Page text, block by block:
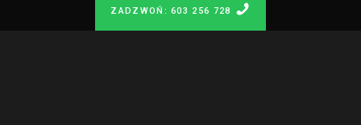
ZADZWOŃ: 603 256 728